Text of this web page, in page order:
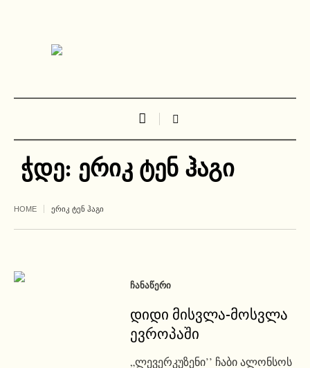
ჭდე: ერიკ ტენ ჰაგი
HOME ᲔᲠᲘᲙ ᲢᲔᲜ ᲰᲐᲒᲘ
ᲩᲐᲜᲐᲬᲔᲠᲘ
დიდი მისვლა-მოსვლა
ევროპაში
„ლევერკუზენი’’ ჩაბი ალონსოს